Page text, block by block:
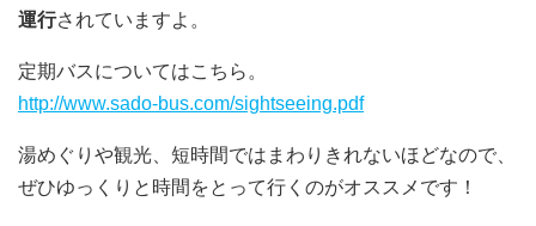
運行されていますよ。
定期バスについてはこちら。
http://www.sado-bus.com/sightseeing.pdf
湯めぐりや観光、短時間ではまわりきれないほどなので、
ぜひゆっくりと時間をとって行くのがオススメです！